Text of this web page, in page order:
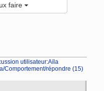
faire
utilisateur:Aïla
Comportement/répondre (15)